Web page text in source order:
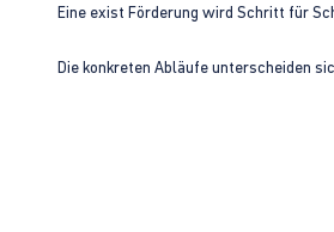
Eine exist Förderung wird Schritt für
Die konkreten Abläufe unterscheiden